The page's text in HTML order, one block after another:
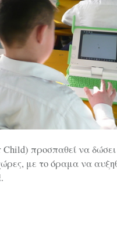
προσπαθεί να
με το όραμα να